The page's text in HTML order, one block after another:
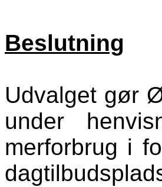
Beslutning
Udvalget gør
under
merforbrug i